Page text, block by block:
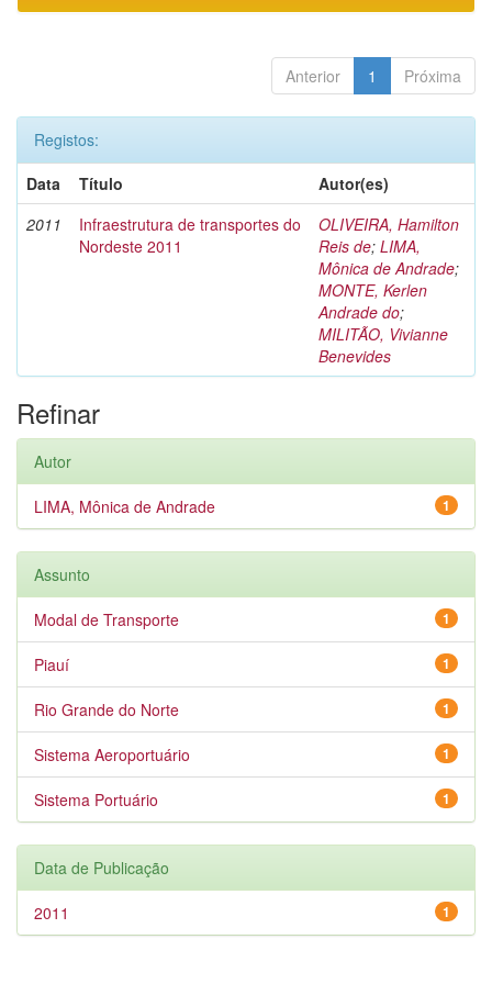
Anterior 1 Próxima
Registos:
Data
Título
Autor(es)
2011
Infraestrutura de transportes do
Nordeste 2011
OLIVEIRA, Hamilton
Reis de; LIMA,
Mônica de Andrade;
MONTE, Kerlen
Andrade do;
MILITÃO, Vivianne
Benevides
Refinar
Autor
1
LIMA, Mônica de Andrade
Assunto
1
Modal de Transporte
1
Piauí
1
Rio Grande do Norte
1
Sistema Aeroportuário
1
Sistema Portuário
Data de Publicação
1
2011